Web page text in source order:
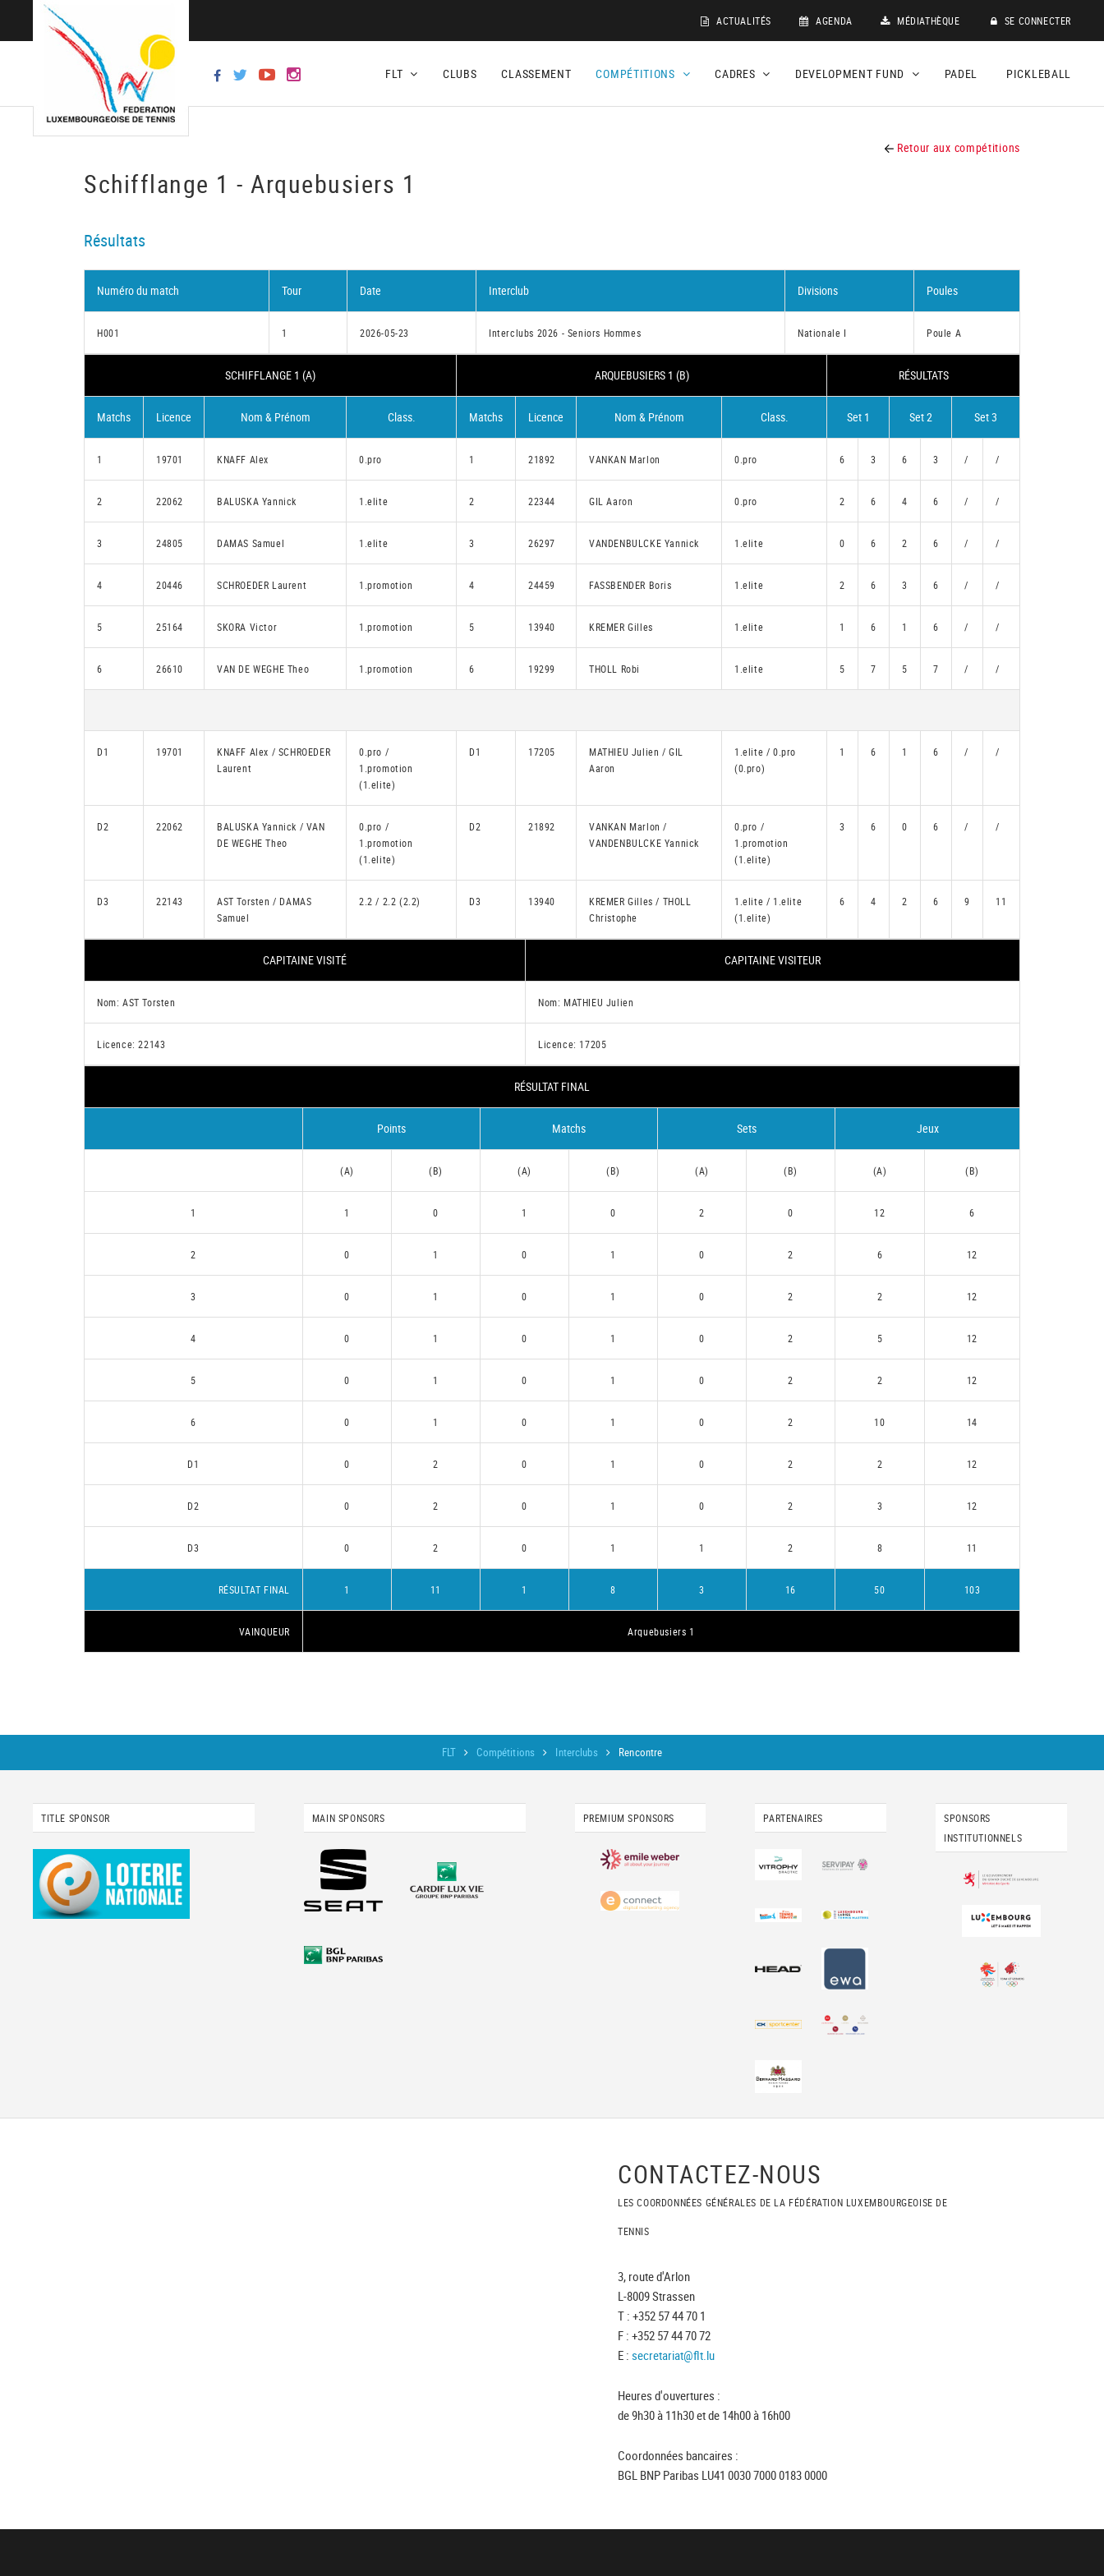
ACTUALITÉS AGENDA MÉDIATHÈQUE SE CONNECTER
FLT CLUBS CLASSEMENT COMPÉTITIONS CADRES DEVELOPMENT FUND PADEL PICKLEBALL
Retour aux compétitions
Schifflange 1 - Arquebusiers 1
Résultats
Numéro du match Tour Date Interclub Divisions Poules
H001 1 2026-05-23 Interclubs 2026 - Seniors Hommes Nationale I Poule A
SCHIFFLANGE 1 (A) ARQUEBUSIERS 1 (B) RÉSULTATS
Matchs Licence Nom & Prénom Class. Matchs Licence Nom & Prénom Class. Set 1 Set 2 Set 3
1 19701 KNAFF Alex 0.pro 1 21892 VANKAN Marlon 0.pro 6 3 6 3 / /
2 22062 BALUSKA Yannick 1.elite 2 22344 GIL Aaron 0.pro 2 6 4 6 / /
3 24805 DAMAS Samuel 1.elite 3 26297 VANDENBULCKE Yannick 1.elite 0 6 2 6 / /
4 20446 SCHROEDER Laurent 1.promotion 4 24459 FASSBENDER Boris 1.elite 2 6 3 6 / /
5 25164 SKORA Victor 1.promotion 5 13940 KREMER Gilles 1.elite 1 6 1 6 / /
6 26610 VAN DE WEGHE Theo 1.promotion 6 19299 THOLL Robi 1.elite 5 7 5 7 / /
D1 19701
KNAFF Alex / SCHROEDER
Laurent
0.pro /
1.promotion
(1.elite)
D1 17205
MATHIEU Julien / GIL
Aaron
1.elite / 0.pro
(0.pro)
1 6 1 6 / /
D2 22062
BALUSKA Yannick / VAN
DE WEGHE Theo
0.pro /
1.promotion
(1.elite)
D2 21892
VANKAN Marlon /
VANDENBULCKE Yannick
0.pro /
1.promotion
(1.elite)
3 6 0 6 / /
D3 22143
AST Torsten / DAMAS
Samuel
2.2 / 2.2 (2.2) D3 13940
KREMER Gilles / THOLL
Christophe
1.elite / 1.elite
(1.elite)
6 4 2 6 9 11
CAPITAINE VISITÉ CAPITAINE VISITEUR
Nom: AST Torsten Nom: MATHIEU Julien
Licence: 22143 Licence: 17205
RÉSULTAT FINAL
Points Matchs Sets Jeux
(A) (B) (A) (B) (A) (B) (A) (B)
1 1 0 1 0 2 0 12 6
2 0 1 0 1 0 2 6 12
3 0 1 0 1 0 2 2 12
4 0 1 0 1 0 2 5 12
5 0 1 0 1 0 2 2 12
6 0 1 0 1 0 2 10 14
D1 0 2 0 1 0 2 2 12
D2 0 2 0 1 0 2 3 12
D3 0 2 0 1 1 2 8 11
RÉSULTAT FINAL 1 11 1 8 3 16 50 103
VAINQUEUR Arquebusiers 1
FLT Compétitions Interclubs Rencontre
TITLE SPONSOR MAIN SPONSORS PREMIUM SPONSORS PARTENAIRES
SPONSORS
INSTITUTIONNELS
CONTACTEZ-NOUS
LES COORDONNÉES GÉNÉRALES DE LA FÉDÉRATION LUXEMBOURGEOISE DE
TENNIS
3, route d'Arlon
L-8009 Strassen
T : +352 57 44 70 1
F : +352 57 44 70 72
E : secretariat@flt.lu
Heures d'ouvertures :
de 9h30 à 11h30 et de 14h00 à 16h00
Coordonnées bancaires :
BGL BNP Paribas LU41 0030 7000 0183 0000